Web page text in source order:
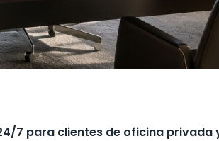
7 para clientes de oficina privada